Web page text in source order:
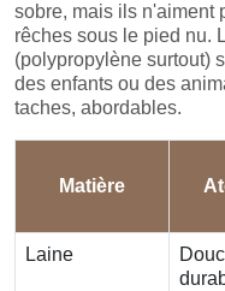
sobre, mais ils n'aiment
rêches sous le pied nu.
(polypropylène surtout)
des enfants ou des
taches, abordables.
Matière
Laine